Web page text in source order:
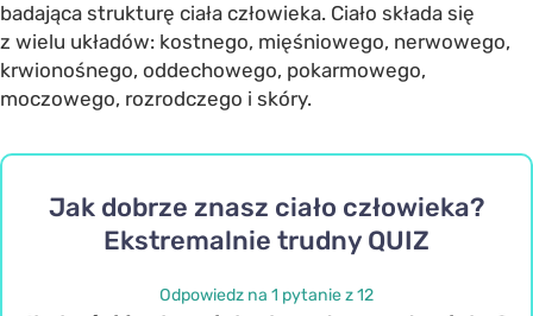
badająca strukturę ciała człowieka. Ciało składa się
z wielu układów: kostnego, mięśniowego, nerwowego,
krwionośnego, oddechowego, pokarmowego,
moczowego, rozrodczego i skóry.
Jak dobrze znasz ciało człowieka?
Ekstremalnie trudny QUIZ
Odpowiedz na 1 pytanie z 12